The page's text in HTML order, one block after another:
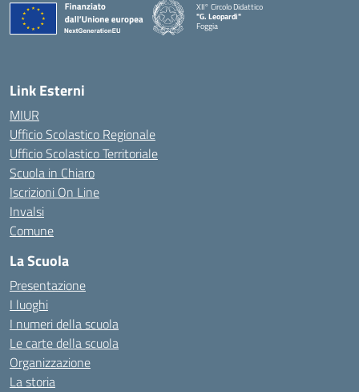
XII° Circolo Didattico
"G. Leopardi"
Foggia
— Visita la pagina iniziale della scuola
Link Esterni
MIUR
Ufficio Scolastico Regionale
Ufficio Scolastico Territoriale
Scuola in Chiaro
Iscrizioni On Line
Invalsi
Comune
La Scuola
Presentazione
I luoghi
I numeri della scuola
Le carte della scuola
Organizzazione
La storia